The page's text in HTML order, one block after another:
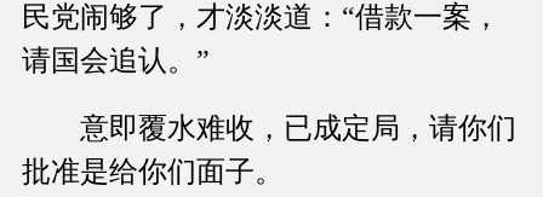
民党闹够了，才淡淡道：“借款一案，
请国会追认。”
意即覆水难收，已成定局，请你们
批准是给你们面子。